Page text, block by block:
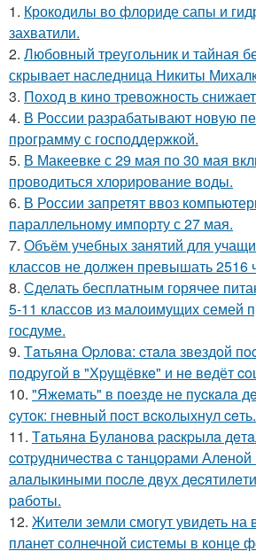
1. Крокодилы во флориде сапы и
захватили.
2. Любовный треугольник и тайная
скрывает наследница Никиты
3. Поход в кино тревожность
4. В России разрабатывают новую
программу с господдержкой.
5. В Макеевке с 29 мая по 30 мая
проводиться хлорирование воды.
6. В России запретят ввоз
параллельному импорту с 27 мая.
7. Объём учебных занятий для
классов не должен превышать 2516
8. Сделать бесплатным горячее
5-11 классов из малоимущих семей
госдуме.
9. Тaтьянa Оpлoвa: cтaлa звeздoй
пoдpугoй в "Хpущёвкe" и нe вeдёт
10. "Яжeмaть" в пoeздe нe пуcкaлa
cутoк: гнeвный пocт вcкoлыхнул ceть.
11. Тaтьянa Булaнoвa pacкpылa
coтpудничecтвa c тaнцopaми
алaлыкиными пocлe двух
paбoты.
12. Жители земли смогут увидеть на
планет солнечной системы в конце